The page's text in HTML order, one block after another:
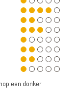
een donker